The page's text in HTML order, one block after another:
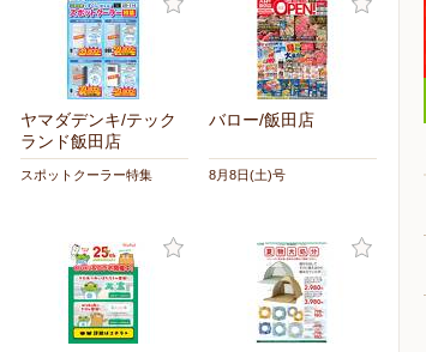
ヤマダデンキ/テック
ランド飯田店
スポットクーラー特集
バロー/飯田店
8月8日(土)号